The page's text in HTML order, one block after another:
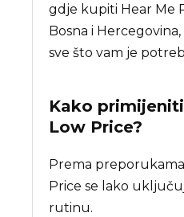
gdje kupiti Hear Me
Bosna i
sve što vam je
Kako
Low Price?
Prema
Price se lako
rutinu.